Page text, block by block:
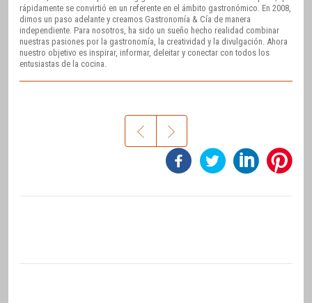
rápidamente se convirtió en un referente en el ámbito gastronómico. En 2008,
dimos un paso adelante y creamos Gastronomía & Cía de manera
independiente. Para nosotros, ha sido un sueño hecho realidad combinar
nuestras pasiones por la gastronomía, la creatividad y la divulgación. Ahora
nuestro objetivo es inspirar, informar, deleitar y conectar con todos los
entusiastas de la cocina.